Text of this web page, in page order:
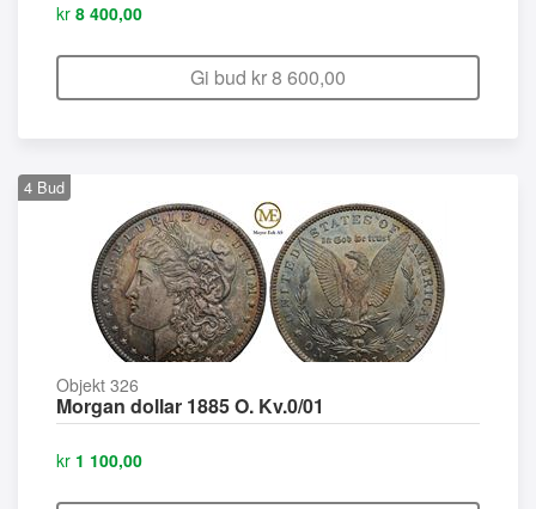
kr 8 400,00
Gi bud kr8 600,00
4 Bud
Objekt 326
Morgan dollar 1885 O. Kv.0/01
kr 1 100,00